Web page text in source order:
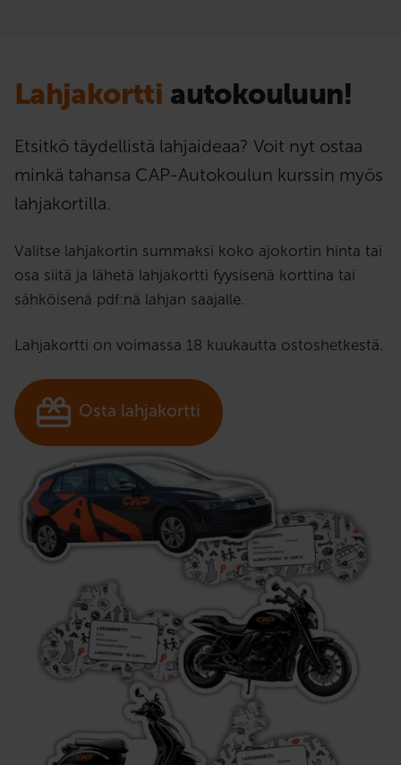
Lahjakortti autokouluun!
Etsitkö täydellistä lahjaideaa? Voit nyt ostaa
minkä tahansa CAP-Autokoulun kurssin myös
lahjakortilla.
Valitse lahjakortin summaksi koko ajokortin hinta tai
osa siitä ja lähetä lahjakortti fyysisenä korttina tai
sähköisenä pdf:nä lahjan saajalle.
Lahjakortti on voimassa 18 kuukautta ostoshetkestä.
Osta lahjakortti